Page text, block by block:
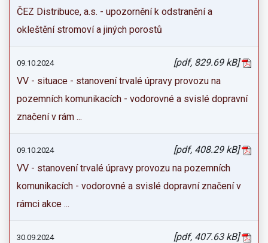
ČEZ Distribuce, a.s. - upozornění k odstranění a
okleštění stromoví a jiných porostů
09.10.2024
[pdf, 829.69 kB]
VV - situace - stanovení trvalé úpravy provozu na
pozemních komunikacích - vodorovné a svislé dopravní
značení v rám ...
09.10.2024
[pdf, 408.29 kB]
VV - stanovení trvalé úpravy provozu na pozemních
komunikacích - vodorovné a svislé dopravní značení v
rámci akce ...
30.09.2024
[pdf, 407.63 kB]